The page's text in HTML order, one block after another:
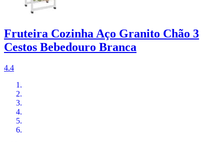
Fruteira Cozinha Aço Granito Chão 3
Cestos Bebedouro Branca
4.4